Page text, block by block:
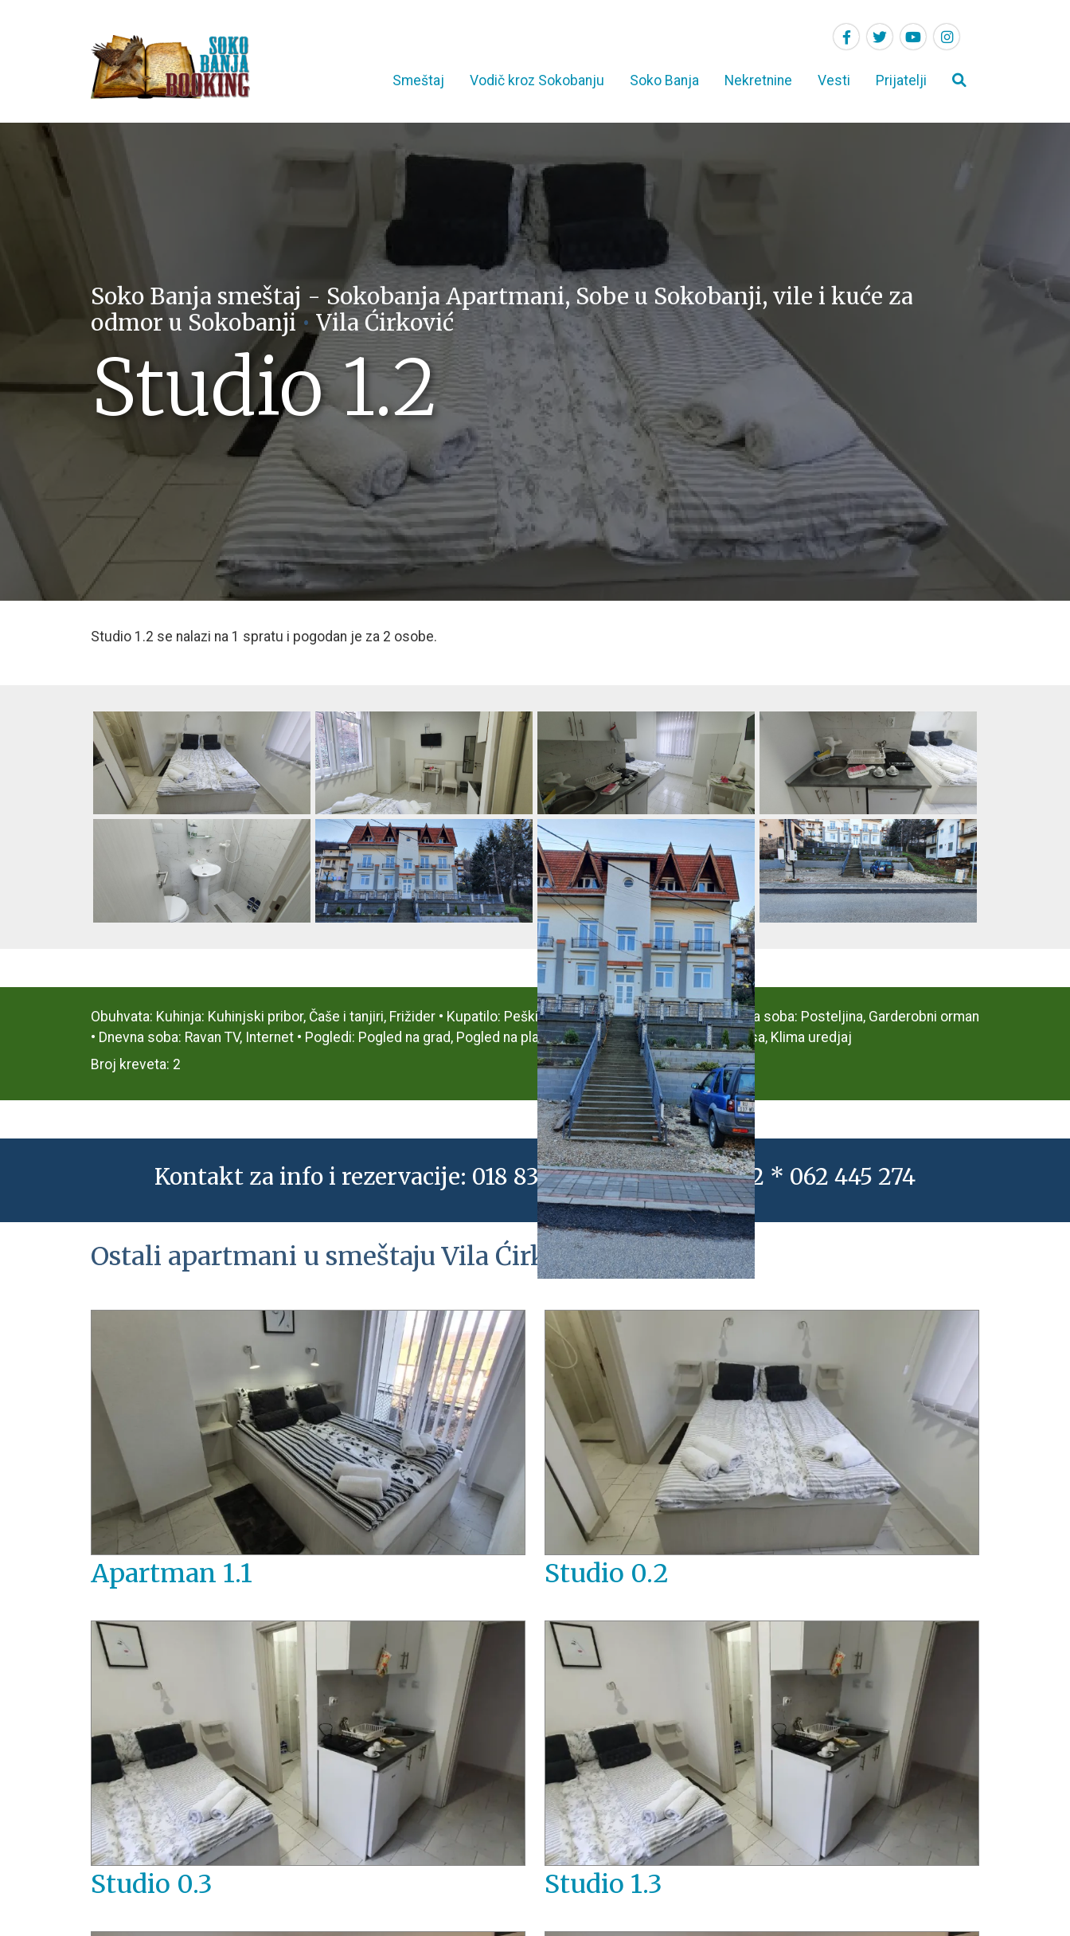
Smeštaj Vodič kroz Sokobanju Soko Banja Nekretnine Vesti Prijatelji
Soko Banja smeštaj - Sokobanja Apartmani, Sobe u Sokobanji, vile i kuće za
odmor u Sokobanji • Vila Ćirković
Studio 1.2
Studio 1.2 se nalazi na 1 spratu i pogodan je za 2 osobe.
Obuhvata: Kuhinja: Kuhinjski pribor, Čaše i tanjiri, Frižider • Kupatilo: Peškiri, Fen za kosu, Tuš kabina • Spavaća soba: Posteljina, Garderobni orman
• Dnevna soba: Ravan TV, Internet • Pogledi: Pogled na grad, Pogled na planinu, Pogled na ulicu • Ostalo: Terasa, Klima uredjaj
Broj kreveta: 2
Kontakt za info i rezervacije: 018 833 232 * 064 31 22 222 * 062 445 274
Ostali apartmani u smeštaju Vila Ćirković
Apartman 1.1 Studio 0.2
Studio 0.3 Studio 1.3